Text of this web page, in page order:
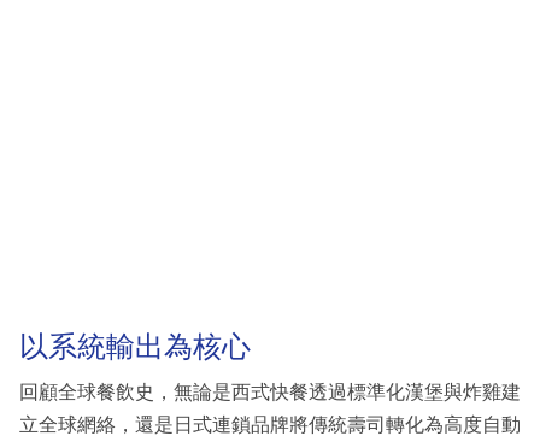
以系統輸出為核心
回顧全球餐飲史，無論是西式快餐透過標準化漢堡與炸雞建
立全球網絡，還是日式連鎖品牌將傳統壽司轉化為高度自動